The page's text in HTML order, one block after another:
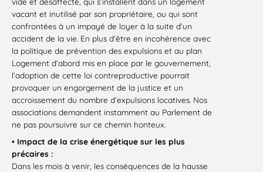
vacant et inutilisé par son propriétaire, ou qui sont
confrontées à un impayé de loyer à la suite d’un
accident de la vie. En plus d’être en incohérence avec
la politique de prévention des expulsions et au plan
Logement d’abord mis en place par le gouvernement,
l’adoption de cette loi contreproductive pourrait
provoquer un engorgement de la justice et un
accroissement du nombre d’expulsions locatives. Nos
associations demandent instamment au Parlement de
ne pas poursuivre sur ce chemin honteux.
• Impact de la crise énergétique sur les plus
précaires :
Dans les mois à venir, les conséquences de la hausse